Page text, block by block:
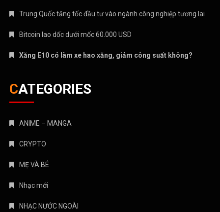
Trung Quốc tăng tốc đầu tư vào ngành công nghiệp tương lai
Bitcoin lao dốc dưới mốc 60.000 USD
Xăng E10 có làm xe hao xăng, giảm công suất không?
CATEGORIES
ANIME – MANGA
CRYPTO
MẸ VÀ BÉ
Nhạc mới
NHẠC NƯỚC NGOÀI